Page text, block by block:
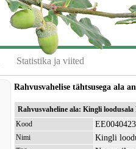
Statistika ja viited
Rahvusvahelise tähtsusega ala
Rahvusvaheline ala: Kingli loodusala
Kood
EE0040423
Nimi Kingli